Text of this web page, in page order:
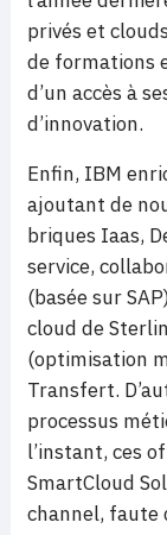
privés et
de formations
d’un accès à
d’innovation.
Enfin, IBM
ajoutant de
briques Iaas,
service,
(basée sur
cloud de
(optimisation
Transfert.
processus
l’instant, ces
SmartCloud
channel, faute